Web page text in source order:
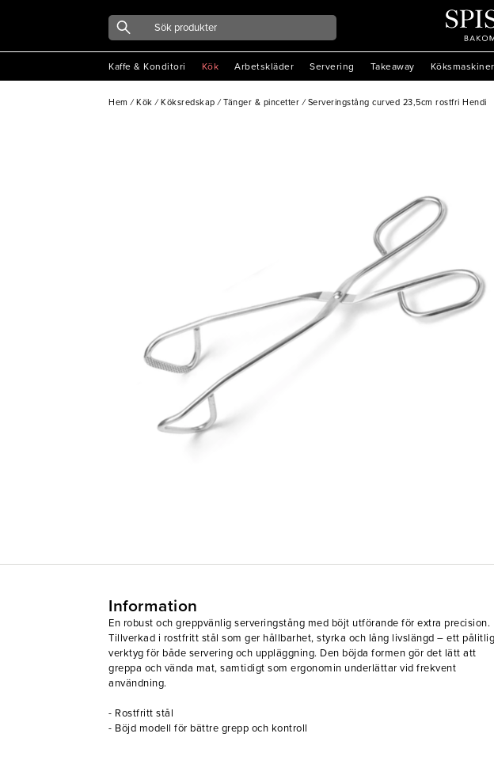
Kaffe & Konditori Kök Arbetskläder Servering Takeaway Köksmaskiner
Hem / Kök / Köksredskap / Tänger & pincetter / Serveringstång curved 23,5cm rostfri Hendi
Information
En robust och greppvänlig serveringstång med böjt utförande för extra precision.
Tillverkad i rostfritt stål som ger hållbarhet, styrka och lång livslängd – ett
verktyg för både servering och uppläggning. Den böjda formen gör det lätt att
greppa och vända mat, samtidigt som ergonomin underlättar vid frekvent
användning.
- Rostfritt stål
- Böjd modell för bättre grepp och kontroll